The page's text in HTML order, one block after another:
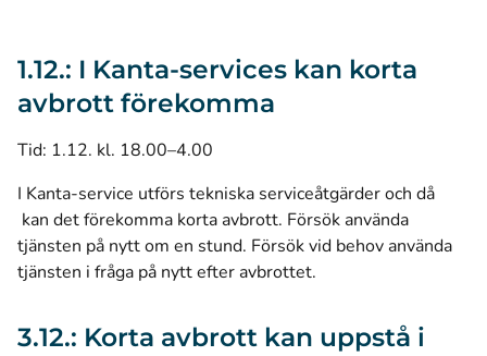
1.12.: I Kanta-services kan korta
avbrott förekomma
Tid: 1.12. kl. 18.00–4.00
I Kanta-service utförs tekniska serviceåtgärder och då
kan det förekomma korta avbrott. Försök använda
tjänsten på nytt om en stund. Försök vid behov använda
tjänsten i fråga på nytt efter avbrottet.
3.12.: Korta avbrott kan uppstå i